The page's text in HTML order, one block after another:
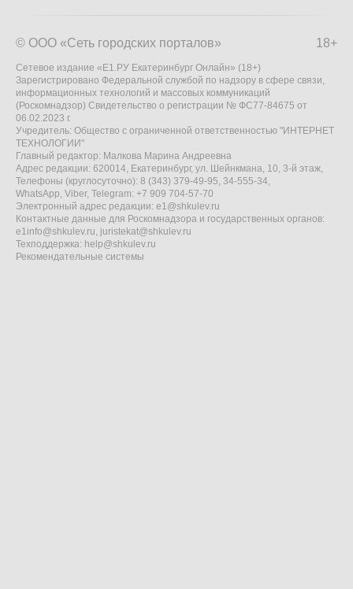
18+
© ООО «Сеть городских порталов»
Сетевое издание «Е1.РУ Екатеринбург Онлайн» (18+)
Зарегистрировано Федеральной службой по надзору в сфере связи,
информационных технологий и массовых коммуникаций
(Роскомнадзор) Свидетельство о регистрации № ФС77-84675 от
06.02.2023 г.
Учредитель: Общество с ограниченной ответственностью "ИНТЕРНЕТ
ТЕХНОЛОГИИ"
Главный редактор: Малкова Марина Андреевна
Адрес редакции: 620014, Екатеринбург, ул. Шейнкмана, 10, 3-й этаж,
Телефоны (круглосуточно): 8 (343) 379-49-95, 34-555-34,
WhatsApp, Viber, Telegram: +7 909 704-57-70
Электронный адрес редакции: e1@shkulev.ru
Контактные данные для Роскомнадзора и государственных органов:
e1info@shkulev.ru, juristekat@shkulev.ru
Техподдержка: help@shkulev.ru
Рекомендательные системы